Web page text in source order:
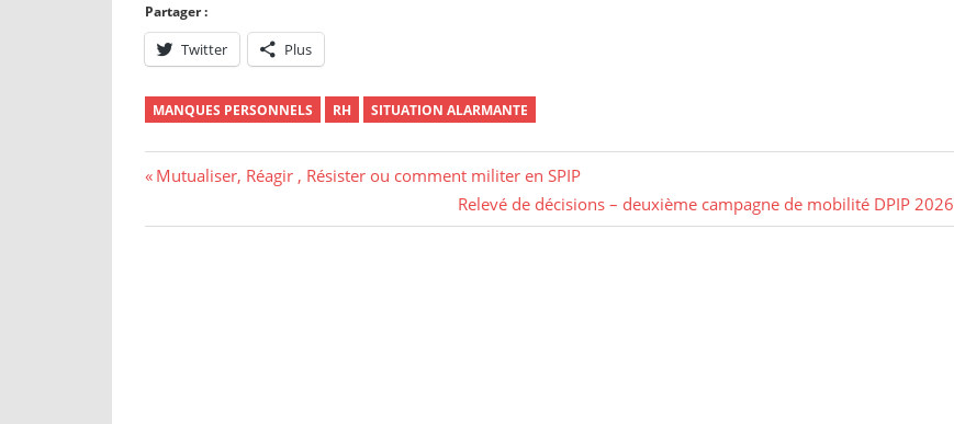
Partager :
Twitter Plus
MANQUES PERSONNELS RH SITUATION ALARMANTE
Mutualiser, Réagir , Résister ou comment militer en SPIP
Relevé de décisions – deuxième campagne de mobilité DPIP 2026